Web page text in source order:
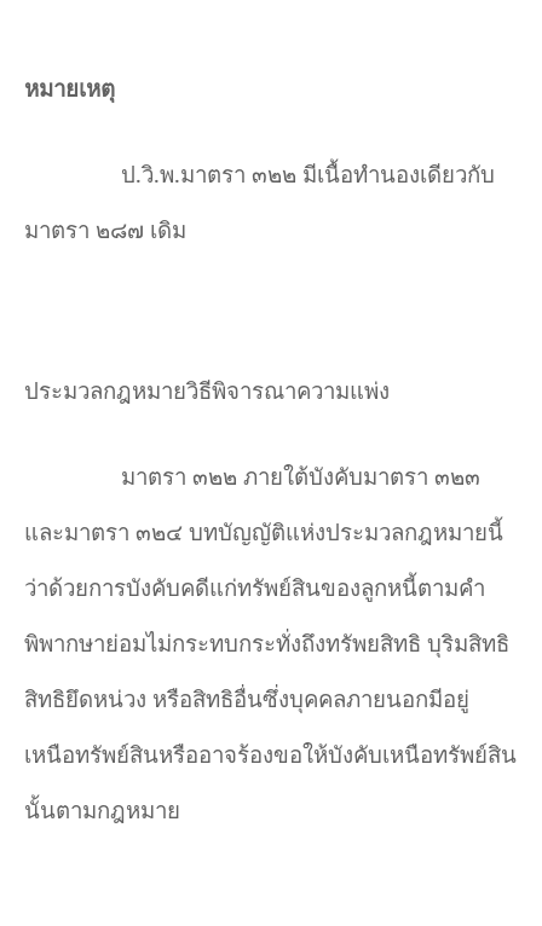
หมายเหตุ
ป.วิ.พ.มาตรา ๓๒๒ มีเนื้อทำนองเดียวกับ
มาตรา ๒๘๗ เดิม
ประมวลกฎหมายวิธีพิจารณาความแพ่ง
มาตรา ๓๒๒ ภายใต้บังคับมาตรา ๓๒๓
และมาตรา ๓๒๔ บทบัญญัติแห่งประมวลกฎหมายนี้
ว่าด้วยการบังคับคดีแก่ทรัพย์สินของลูกหนี้ตามคำ
พิพากษาย่อมไม่กระทบกระทั่งถึงทรัพยสิทธิ บุริมสิทธิ
สิทธิยึดหน่วง หรือสิทธิอื่นซึ่งบุคคลภายนอกมีอยู่
เหนือทรัพย์สินหรืออาจร้องขอให้บังคับเหนือทรัพย์สิน
นั้นตามกฎหมาย